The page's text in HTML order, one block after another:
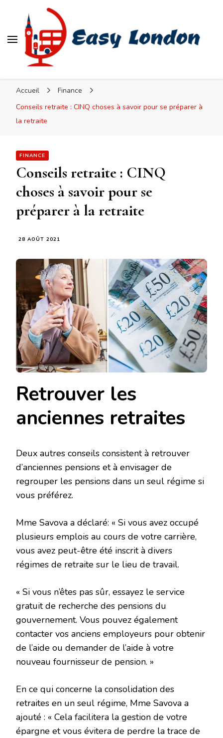
Accueil
Finance
Conseils retraite : CINQ choses à savoir pour se préparer à
la retraite
FINANCE
Conseils retraite : CINQ
choses à savoir pour se
préparer à la retraite
28 AOÛT 2021
Retrouver les
anciennes retraites
Deux autres conseils consistent à retrouver
d’anciennes pensions et à envisager de
regrouper les pensions dans un seul régime si
vous préférez.
Mme Savova a déclaré: « Si vous avez occupé
plusieurs emplois au cours de votre carrière,
vous avez peut-être été inscrit à divers
régimes de retraite sur le lieu de travail.
« Si vous n’êtes pas sûr, essayez le service
gratuit de recherche des pensions du
gouvernement. Vous pouvez également
contacter vos anciens employeurs pour obtenir
de l’aide ou demander de l’aide à votre
nouveau fournisseur de pension. »
En ce qui concerne la consolidation des
retraites en un seul régime, Mme Savova a
ajouté : « Cela facilitera la gestion de votre
épargne et vous évitera de perdre la trace de